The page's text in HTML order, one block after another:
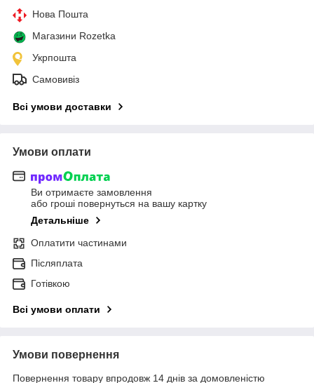
Нова Пошта
Магазини Rozetka
Укрпошта
Самовивіз
Всі умови доставки
Умови оплати
Ви отримаєте замовлення
або гроші повернуться на вашу картку
Детальніше
Оплатити частинами
Післяплата
Готівкою
Всі умови оплати
Умови повернення
Повернення товару впродовж 14 днів за домовленістю